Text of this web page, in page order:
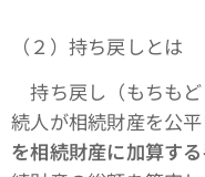
（２）持ち戻しとは
持ち戻し（もちも
続人が相続財産を公平
を相続財産に加算す